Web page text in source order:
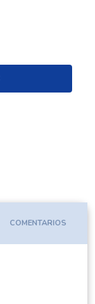
COMENTARIOS